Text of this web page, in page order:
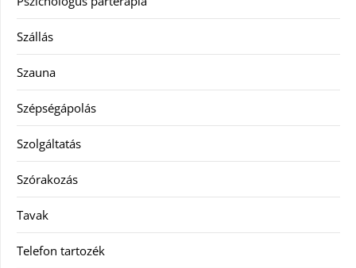
Szállás
Szauna
Szépségápolás
Szolgáltatás
Szórakozás
Tavak
Telefon tartozék